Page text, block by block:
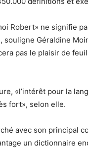
Robert» ne signifie
souligne Géraldine
pas le plaisir de
«l’intérêt pour la
fort», selon elle.
avec son principal
un dictionnaire